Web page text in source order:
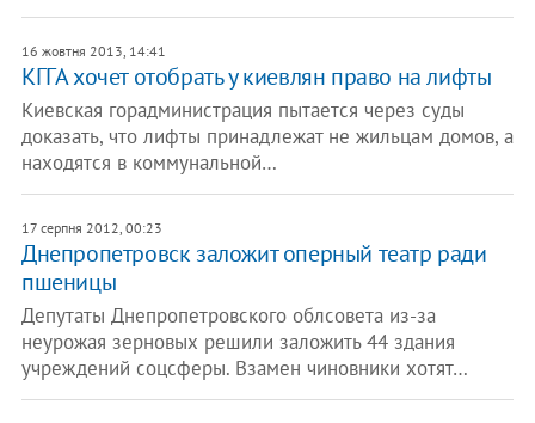
16 жовтня 2013, 14:41
КГГА хочет отобрать у киевлян право на лифты
Киевская горадминистрация пытается через суды
доказать, что лифты принадлежат не жильцам домов, а
находятся в коммунальной…
17 серпня 2012, 00:23
Днепропетровск заложит оперный театр ради
пшеницы
Депутаты Днепропетровского облсовета из-за
неурожая зерновых решили заложить 44 здания
учреждений соцсферы. Взамен чиновники хотят…